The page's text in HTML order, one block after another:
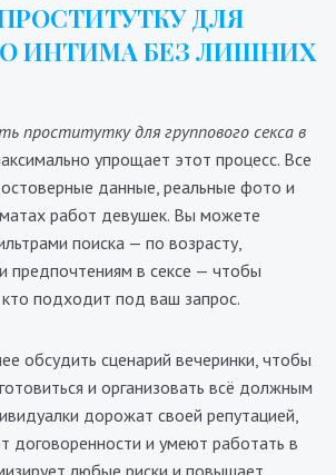
ДЛЯ
ИНТИМА БЕЗ ЛИШНИХ
проститутку для группового секса в
упрощает этот процесс. Все
данные, реальные фото и
работ девушек. Вы можете
поиска — по возрасту,
предпочтениям в сексе — чтобы
подходит под ваш запрос.
обсудить сценарий вечеринки, чтобы
и организовать всё должным
дорожат своей репутацией,
договоренности и умеют работать в
любые риски и повышает